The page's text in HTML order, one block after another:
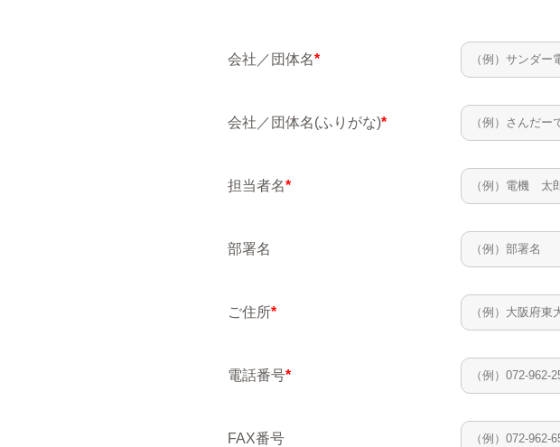
会社／団体名*
会社／団体名(ふりがな)*
担当者名*
部署名
ご住所*
電話番号*
FAX番号